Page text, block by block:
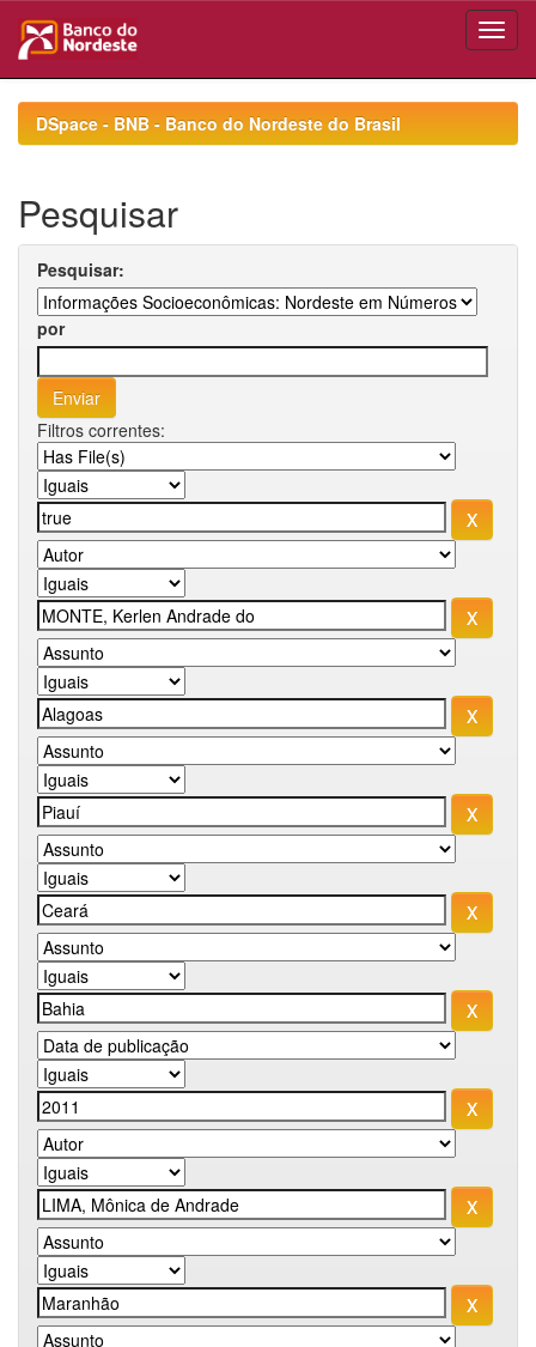
navigationDSpace - BNB - Banco do Nordeste do Brasil
Pesquisar
Pesquisar:
por
Filtros correntes: